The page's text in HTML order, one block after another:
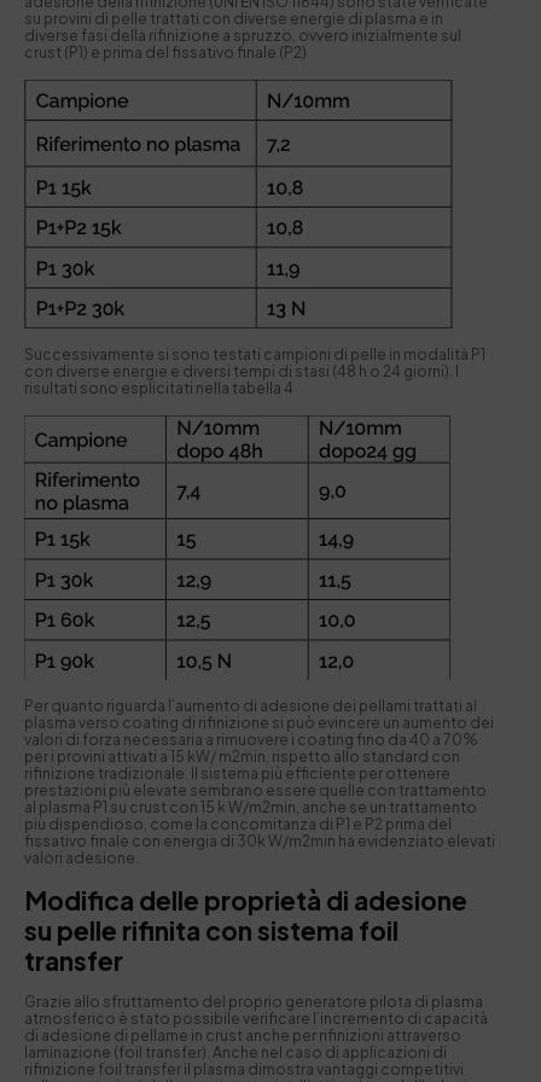
su provini di pelle trattati con diverse energie di plasma e in
diverse fasi della rifinizione a spruzzo, ovvero inizialmente sul
crust (P1) e prima del fissativo finale (P2)
Successivamente si sono testati campioni di pelle in modalità P1
con diverse energie e diversi tempi di stasi (48 h o 24 giorni). I
risultati sono esplicitati nella tabella 4
Per quanto riguarda l’aumento di adesione dei pellami trattati al
plasma verso coating di rifinizione si può evincere un aumento dei
valori di forza necessaria a rimuovere i coating fino da 40 a 70%
per i provini attivati a 15 kW/ m2min, rispetto allo standard con
rifinizione tradizionale. Il sistema più efficiente per ottenere
prestazioni più elevate sembrano essere quelle con trattamento
al plasma P1 su crust con 15 k W/m2min, anche se un trattamento
più dispendioso, come la concomitanza di P1 e P2 prima del
fissativo finale con energia di 30k W/m2min ha evidenziato elevati
valori adesione.
Modifica delle proprietà di adesione
su pelle rifinita con sistema foil
transfer
Grazie allo sfruttamento del proprio generatore pilota di plasma
atmosferico è stato possibile verificare l’incremento di capacità
di adesione di pellame in crust anche per rifinizioni attraverso
laminazione (foil transfer). Anche nel caso di applicazioni di
rifinizione foil transfer il plasma dimostra vantaggi competitivi